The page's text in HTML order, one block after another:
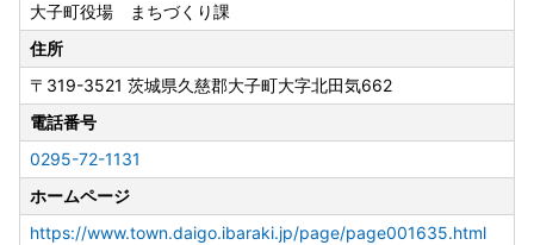
大子町役場 まちづくり課
住所
〒319-3521 茨城県久慈郡大子町大字北田気662
電話番号
0295-72-1131
ホームページ
https://www.town.daigo.ibaraki.jp/page/page001635.html